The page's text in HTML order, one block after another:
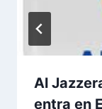
Al
entra en